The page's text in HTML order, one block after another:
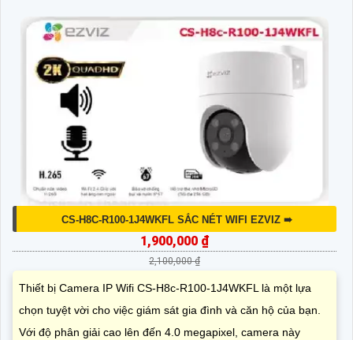
CS-H8C-R100-1J4WKFL SẮC NÉT WIFI EZVIZ ➠
1,900,000 ₫
2,100,000 ₫
Thiết bị Camera IP Wifi CS-H8c-R100-1J4WKFL là một lựa
chọn tuyệt vời cho việc giám sát gia đình và căn hộ của bạn.
Với độ phân giải cao lên đến 4.0 megapixel, camera này